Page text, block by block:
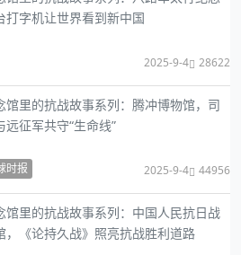
打字机让世界看到新中国
2025-9-4 28622
馆里的抗战故事系列：腾冲博物馆，司
远征军共守“生命线”
时报 2025-9-4 44956
馆里的抗战故事系列：中国人民抗日战
，《论持久战》照亮抗战胜利道路